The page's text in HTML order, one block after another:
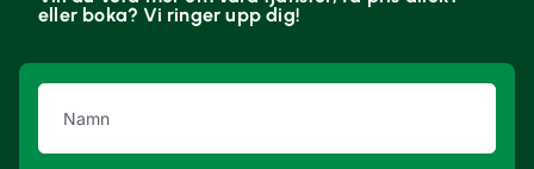
eller boka? Vi ringer upp dig!